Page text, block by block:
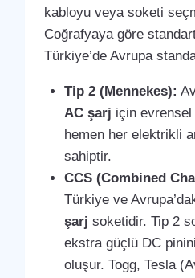
kabloyu veya soketi
Coğrafyaya göre
Türkiye’de Avrupa
Tip 2 (Mennekes):
AC şarj için evrensel
hemen her elektrikli
sahiptir.
CCS (Combined
Türkiye ve
şarj soketidir. Tip 2
ekstra güçlü DC
oluşur. Togg, Tesla